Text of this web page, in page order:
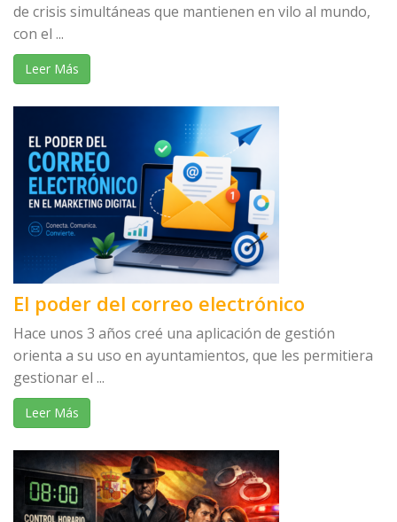
de crisis simultáneas que mantienen en vilo al mundo,
con el ...
Leer Más
El poder del correo electrónico
Hace unos 3 años creé una aplicación de gestión
orienta a su uso en ayuntamientos, que les permitiera
gestionar el ...
Leer Más